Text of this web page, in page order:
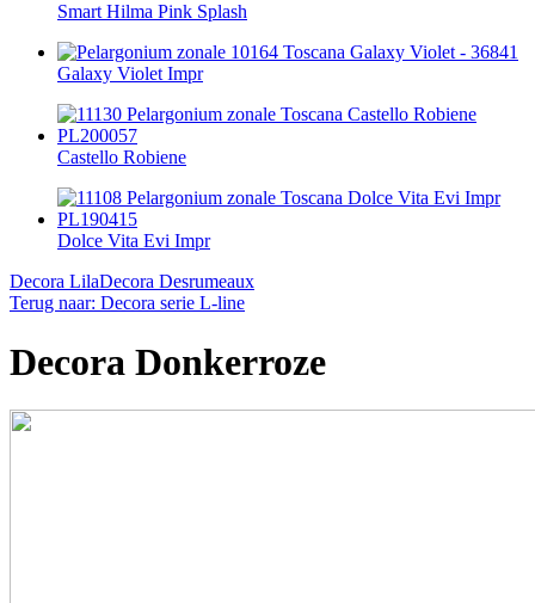
Smart Hilma Pink Splash
Galaxy Violet Impr
Castello Robiene
Dolce Vita Evi Impr
Decora LilaDecora Desrumeaux
Terug naar: Decora serie L-line
Decora Donkerroze